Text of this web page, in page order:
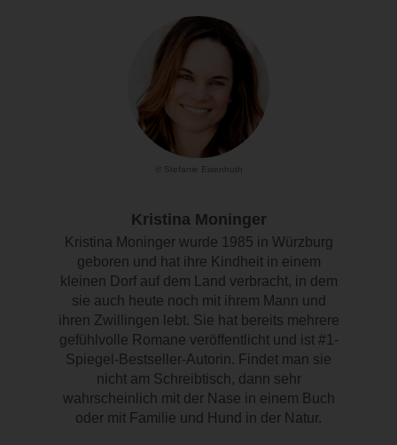
© Stefanie Eisenhuth
Kristina Moninger
Kristina Moninger wurde 1985 in Würzburg
geboren und hat ihre Kindheit in einem
kleinen Dorf auf dem Land verbracht, in dem
sie auch heute noch mit ihrem Mann und
ihren Zwillingen lebt. Sie hat bereits mehrere
gefühlvolle Romane veröffentlicht und ist #1-
Spiegel-Bestseller-Autorin. Findet man sie
nicht am Schreibtisch, dann sehr
wahrscheinlich mit der Nase in einem Buch
oder mit Familie und Hund in der Natur.